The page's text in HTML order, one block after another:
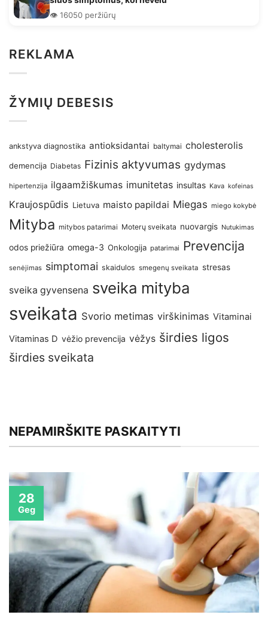
👁️ 16050 peržiūrų
REKLAMA
ŽYMIŲ DEBESIS
ankstyva diagnostika antioksidantai baltymai cholesterolis
demencija Diabetas Fizinis aktyvumas gydymas
hipertenzija ilgaamžiškumas imunitetas insultas Kava kofeinas
Kraujospūdis Lietuva maisto papildai Miegas miego kokybė
Mityba mitybos patarimai Moterų sveikata nuovargis Nutukimas
odos priežiūra omega-3 Onkologija patarimai Prevencija
senėjimas simptomai skaidulos smegenų sveikata stresas
sveika gyvensena sveika mityba
sveikata Svorio metimas virškinimas Vitaminai
Vitaminas D vėžio prevencija vėžys širdies ligos
širdies sveikata
NEPAMIRŠKITE PASKAITYTI
28
Geg